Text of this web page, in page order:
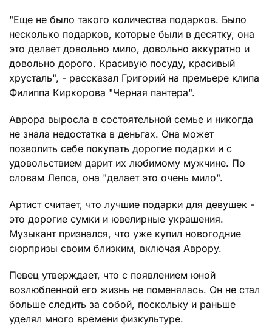
"Еще не было такого количества подарков. Было
несколько подарков, которые были в десятку, она
это делает довольно мило, довольно аккуратно и
довольно дорого. Красивую посуду, красивый
хрусталь", - рассказал Григорий на премьере клипа
Филиппа Киркорова "Черная пантера".
Аврора выросла в состоятельной семье и никогда
не знала недостатка в деньгах. Она может
позволить себе покупать дорогие подарки и с
удовольствием дарит их любимому мужчине. По
словам Лепса, она "делает это очень мило".
Артист считает, что лучшие подарки для девушек -
это дорогие сумки и ювелирные украшения.
Музыкант признался, что уже купил новогодние
сюрпризы своим близким, включая Аврору.
Певец утверждает, что с появлением юной
возлюбленной его жизнь не поменялась. Он не стал
больше следить за собой, поскольку и раньше
уделял много времени физкультуре.